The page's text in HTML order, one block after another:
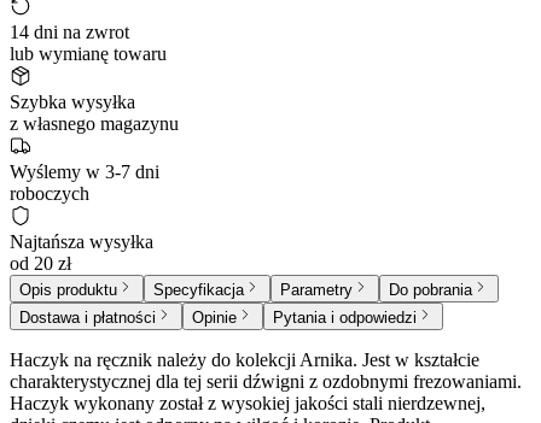
14 dni na zwrot
lub wymianę towaru
Szybka wysyłka
z własnego magazynu
Wyślemy w 3-7 dni
roboczych
Najtańsza wysyłka
od 20 zł
Opis produktu Specyfikacja Parametry
Do pobrania
Dostawa i płatności
Opinie Pytania i odpowiedzi
Haczyk na ręcznik należy do kolekcji Arnika. Jest w kształcie
charakterystycznej dla tej serii dźwigni z ozdobnymi frezowaniami.
Haczyk wykonany został z wysokiej jakości stali nierdzewnej,